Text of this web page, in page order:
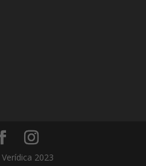
2023